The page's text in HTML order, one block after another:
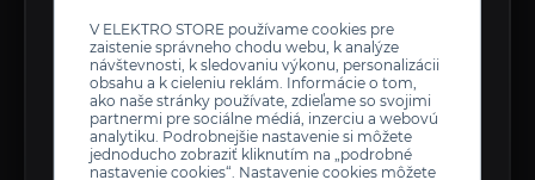
V ELEKTRO STORE používame cookies pre
zaistenie správneho chodu webu, k analýze
návštevnosti, k sledovaniu výkonu, personalizácii
obsahu a k cieleniu reklám. Informácie o tom,
ako naše stránky používate, zdieľame so svojimi
partnermi pre sociálne médiá, inzerciu a webovú
analytiku. Podrobnejšie nastavenie si môžete
jednoducho zobraziť kliknutím na „podrobné
nastavenie cookies“. Nastavenie cookies môžete
kedykoľvek zrušiť.
Odoslaním formulára súhlasíte so spracovaním